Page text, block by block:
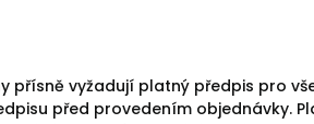
přísně vyžadují platný předpis pro
před provedením objednávky.